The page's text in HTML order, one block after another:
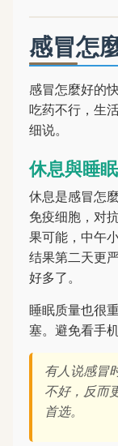
感冒怎
感冒怎麼好的
吃药不行，生
细说。
休息與睡
休息是感冒怎
免疫细胞，对
果可能，中午
结果第二天更
好多了。
睡眠质量也很
塞。避免看手
有人说感冒
不好，反而
首选。